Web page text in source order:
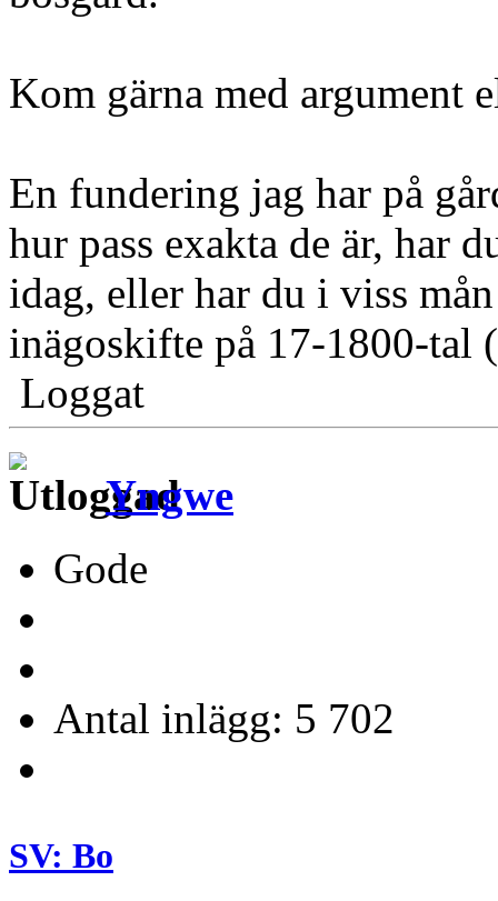
Kom gärna med argument
En fundering jag har på
hur pass exakta de är, har
idag, eller har du i viss
inägoskifte på 17-1800-tal
Loggat
Yngwe
Gode
Antal inlägg: 5 702
SV: Bo